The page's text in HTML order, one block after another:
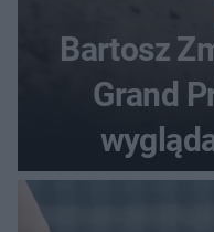
Bartosz
Grand